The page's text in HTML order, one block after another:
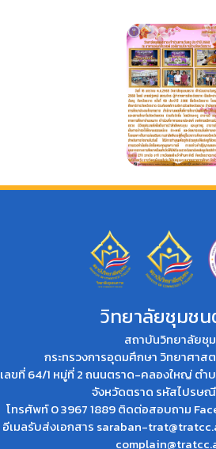
วิทยาลัยชุมชน
สถาบันวิทยาลัยชุ
กระทรวงการอุดมศึกษา วิทยาศาส
เลขที่ 64/1 หมู่ที่ 2 ถนนตราด-คลองใหญ่ ตำ
จังหวัดตราด รหัสไปรษ
โทรศัพท์ 0 3967 1889 ติดต่อสอบถาม
อีเมลรับส่งเอกสาร saraban-